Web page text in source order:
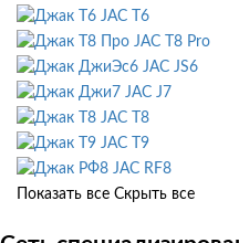
JAC T6
JAC T8 Pro
JAC JS6
JAC J7
JAC T8
JAC T9
JAC RF8
Показать все Скрыть все